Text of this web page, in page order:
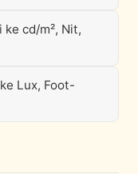
cd/m², Nit,
Lux, Foot-